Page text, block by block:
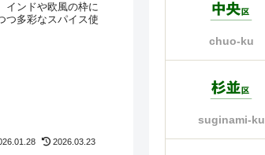
インドや欧風の枠に
つ多彩なスパイス使
2026.03.23
chuo-ku
suginami-ku